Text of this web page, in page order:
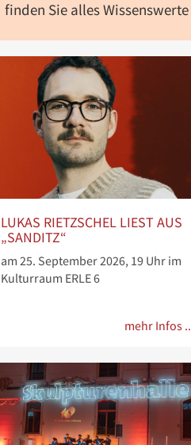
finden Sie alles
LUKAS RIETZSCHEL LIEST AUS
„SANDITZ“
am 25. September 2026, 19 Uhr im
Kulturraum ERLE 6
mehr Infos